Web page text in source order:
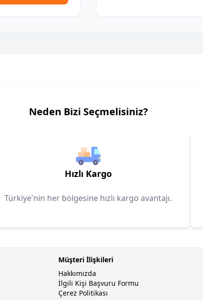
Neden Bizi Seçmelisiniz?
Hızlı Kargo
Türkiye'nin her bölgesine hızlı kargo avantajı.
Müşteri İlişkileri
Hakkımızda
İlgili Kişi Başvuru Formu
Çerez Politikası